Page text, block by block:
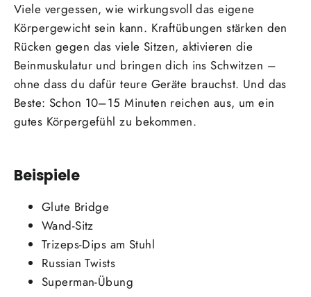
Viele vergessen, wie wirkungsvoll das eigene
Körpergewicht sein kann. Kraftübungen stärken den
Rücken gegen das viele Sitzen, aktivieren die
Beinmuskulatur und bringen dich ins Schwitzen –
ohne dass du dafür teure Geräte brauchst. Und das
Beste: Schon 10–15 Minuten reichen aus, um ein
gutes Körpergefühl zu bekommen.
Beispiele
Glute Bridge
Wand-Sitz
Trizeps-Dips am Stuhl
Russian Twists
Superman-Übung